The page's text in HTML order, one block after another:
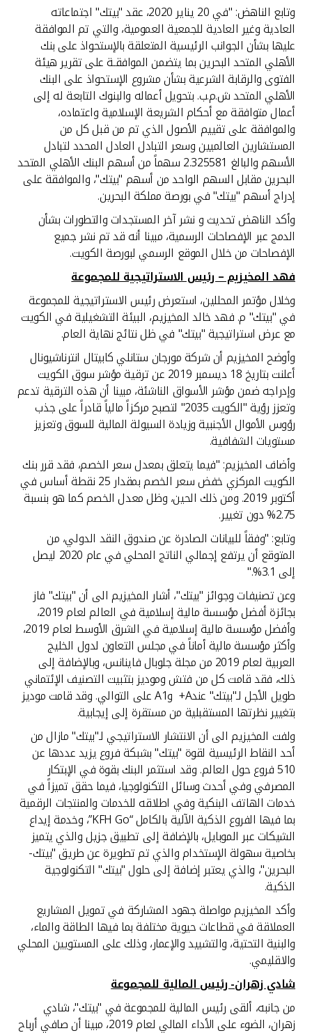
وتابع الناهض: "في 20 يناير 2020، عقد "بيتك" اجتماعاته
العادية وغير العادية للجمعية العمومية، والتي تم الموافقة
عليها بشأن الجوانب الرئيسية المتعلقة بالإستحواذ على بنك
الأهلي المتحد البحرين بما يتضمن الموافقـة على تقرير هيئة
الفتوى والرقابة الشرعية بشأن مشروع الإستحواذ على البنك
الأهلي المتحد ش.م.ب. بتحويل أعماله والبنوك التابعة له إلى
أعمال متوافقة مع أحكام الشريعة الإسلامية واعتماده،
والموافقة على تقييم الأصول الذي تم من قبل كل من
المستشارين العالميين وسعر التبادل العادل المحدد لتبادل
الأسهم والبالغ 2.325581 سهماً من أسهم البنك الأهلي المتحد
البحرين مقابل السهم الواحد من أسهم "بيتك"، والموافقة على
إدراج أسهم "بيتك" في بورصة مملكة البحرين.
وأكد الناهض تحديث و نشر آخر المستجدات والتطورات بشأن
الدمج عبر الإفصاحات الرسمية، مبينا أنه قد تم نشر جميع
الإفصاحات من خلال الموقع الرسمي لبورصة الكويت.
فهد المخيزيم – رئيس الاستراتيجية للمجموعة
وخلال مؤتمر المحللين، استعرض رئيس الاستراتيجية للمجموعة
في "بيتك" م. فهد خالد المخيزيم، البيئة التشغيلية في الكويت
مع عرض استراتيجية "بيتك" في ظل نتائج نهاية العام.
وأوضح المخيزيم أن شركة مورجان ستانلي كابيتال انترناشيونال
أعلنت بتاريخ 18 ديسمبر 2019 عن ترقية مؤشر سوق الكويت
وإدراجه ضمن مؤشر الأسواق الناشئة، مبينا أن هذه الترقية تدعم
وتعزز رؤية "الكويت 2035" لتصبح مركزاً مالياً قادراً على جذب
رؤوس الأموال الأجنبية وزيادة السيولة المالية للسوق وتعزيز
مستويات الشفافية.
وأضاف المخيزيم: "فيما يتعلق بمعدل سعر الخصم، فقد قرر بنك
الكويت المركزي خفض سعر الخصم بمقدار 25 نقطة أساس في
أكتوبر 2019. ومن ذلك الحين، وظل معدل الخصم كما هو بنسبة
2.75% دون تغيير.
وتابع: "وفقاً للبيانات الصادرة عن صندوق النقد الدولي، من
المتوقع أن يرتفع إجمالي الناتج المحلي في عام 2020 ليصل
إلى 3.1%."
وعن تصنيفات وجوائز "بيتك"، أشار المخيزيم الى أن "بيتك" فاز
بجائزة أفضل مؤسسة مالية إسلامية في العالم لعام 2019،
وأفضل مؤسسة مالية إسلامية في الشرق الأوسط لعام 2019،
وأكثر مؤسسة مالية أماناً في مجلس التعاون لدول الخليج
العربية لعام 2019 من مجلة جلوبال فاينانس، وبالإضافة إلى
ذلك، فقد قامت كل من فتش وموديز بتثبيت التصنيف الإئتماني
طويل الأجل لـ"بيتك" عندA+ وA1 على التوالي. وقد قامت موديز
بتغيير نظرتها المستقبلية من مستقرة إلى إيجابية.
ولفت المخيزيم الى أن الانتشار الاستراتيجي لـ"بيتك" مازال من
أحد النقاط الرئيسية لقوة "بيتك" بشبكة فروع يزيد عددها عن
510 فروع حول العالم. وقد استثمر البنك بقوة في الإبتكار
المصرفي وفي أحدث وسائل التكنولوجيا، فيما حقق تميزاً في
خدمات الهاتف البنكية وفي اطلاقه للخدمات والمنتجات الرقمية
بما فيها الفروع الذكية الآلية بالكامل “KFH Go”، وخدمة إيداع
الشيكات عبر الموبايل، بالإضافة إلى تطبيق جزيل والذي يتميز
بخاصية سهولة الإستخدام والذي تم تطويرة عن طريق "بيتك-
البحرين"، والذي يعتبر إضافة إلى حلول "بيتك" التكنولوجية
الذكية.
وأكد المخيزيم مواصلة جهود المشاركة في تمويل المشاريع
العملاقة في قطاعات حيوية مختلفة بما فيها الطاقة والماء،
والبنية التحتية، والتشييد والإعمار، وذلك على المستويين المحلي
والاقليمي.
شادي زهران- رئيس المالية للمجموعة
من جانبه، ألقى رئيس المالية للمجموعة في "بيتك"، شادي
زهران، الضوء على الأداء المالي لعام 2019، مبينا أن صافي أرباح